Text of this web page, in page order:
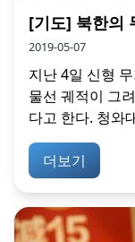
[기도] 북한의
2019-05-07
지난 4일 신형
물선 궤적이 그
다고 한다. 청와
더보기